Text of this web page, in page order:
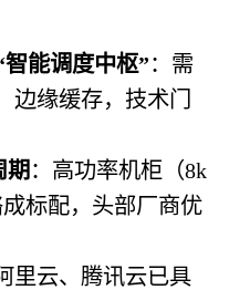
能调度中枢”：需
边缘缓存，技术门
期 ：高功率机柜（8k
标配，头部厂商优
里云、腾讯云已具